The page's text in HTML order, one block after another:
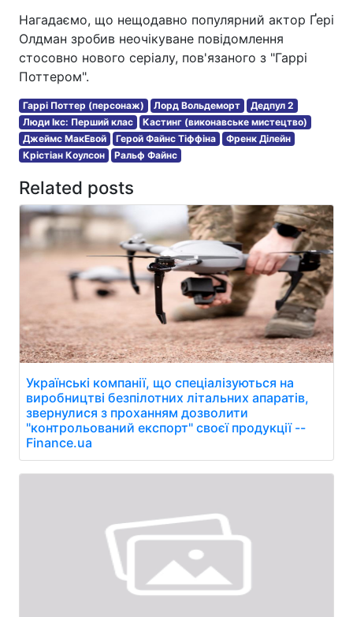
Нагадаємо, що нещодавно популярний актор Ґері
Олдман зробив неочікуване повідомлення
стосовно нового серіалу, пов'язаного з "Гаррі
Поттером".
Гаррі Поттер (персонаж) Лорд Вольдеморт
Дедпул 2
Люди Ікс: Перший клас
Кастинг (виконавське мистецтво)
Джеймс МакЕвой
Герой Файнс Тіффіна
Френк Ділейн
Крістіан Коулсон
Ральф Файнс
Related posts
Українські компанії, що спеціалізуються на
виробництві безпілотних літальних апаратів,
звернулися з проханням дозволити
"контрольований експорт" своєї продукції --
Finance.ua